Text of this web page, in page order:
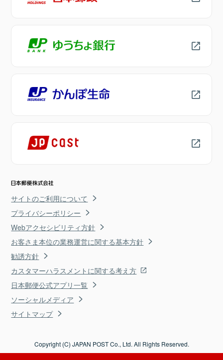
サイトのご利用について
プライバシーポリシー
Webアクセシビリティ方針
お客さま本位の業務運営に関する基本方針
勧誘方針
カスタマーハラスメントに関する考え方
日本郵便公式アプリ一覧
ソーシャルメディア
サイトマップ
Copyright (C) JAPAN POST Co., Ltd. All Rights Reserved.